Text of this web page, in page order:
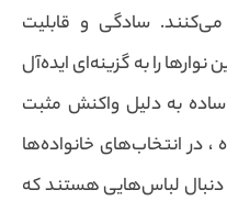
سادگی و قابلیت
را به گزینه‌ای ایده‌آل
به دلیل واکنش مثبت
در انتخاب‌های خانواده‌ها
دنبال لباس‌هایی هستند که